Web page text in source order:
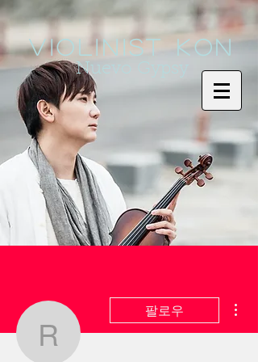
Violinist KoN
Nuevo Gypsy
rovasiw283
팔로우